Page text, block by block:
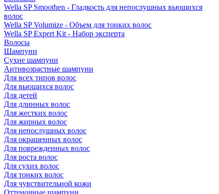
Wella SP Smoothen - Гладкость для непослушных вьющихся
волос
Wella SP Volumize - Объем для тонких волос
Wella SP Expert Kit - Набор эксперта
Волосы
Шампуни
Сухие шампуни
Антивозрастные шампуни
Для всех типов волос
Для вьющихся волос
Для детей
Для длинных волос
Для жестких волос
Для жирных волос
Для непослушных волос
Для окрашенных волос
Для поврежденных волос
Для роста волос
Для сухих волос
Для тонких волос
Для чувствительной кожи
Оттеночные шампуни